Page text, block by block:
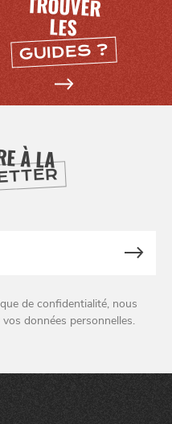
LES
GUIDES ?
À LA
de confidentialité, nous
données personnelles.